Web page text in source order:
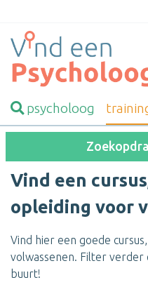
psycholoog
Vind een
opleiding voor
Vind hier een goede
volwassenen. Filter verder
buurt!